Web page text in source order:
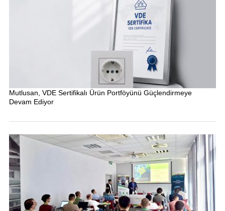
Mutlusan, VDE Sertifikalı Ürün Portföyünü Güçlendirmeye
Devam Ediyor